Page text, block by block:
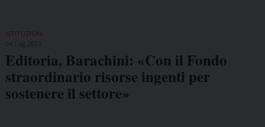
ISTITUZIONI
Editoria, Barachini: «Con il Fondo
straordinario risorse ingenti per
sostenere il settore»